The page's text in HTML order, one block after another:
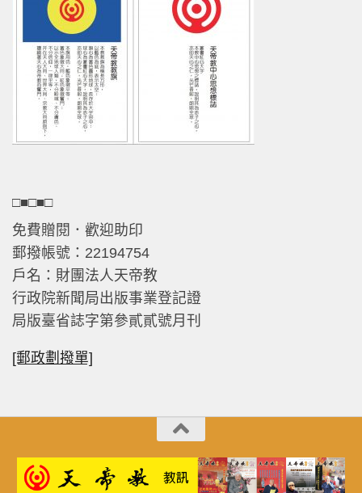
□■□■□
免費贈閱．歡迎助印
郵撥帳號：22194754
戶名：財團法人天帝教
行政院新聞局出版事業登記證
局版臺省誌字第參貳貳號月刊
[郵政劃撥單]